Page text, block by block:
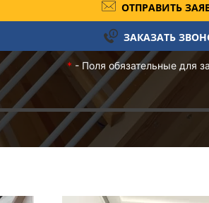
ОТПРАВИТЬ
ЗАКАЗАТЬ
* - Поля обязательные для